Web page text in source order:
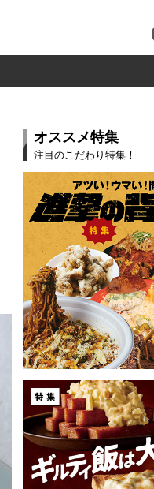
オススメ特集
注目のこだわり特集！